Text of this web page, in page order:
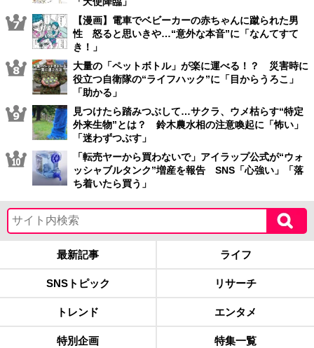
【漫画】電車でベビーカーの赤ちゃんに蹴られた男
性 怒ると思いきや…“意外な本音”に「なんてすて
き！」
大量の「ペットボトル」が楽に運べる！？ 災害時に
役立つ自衛隊の“ライフハック”に「目からうろこ」
「助かる」
見つけたら踏みつぶして…サクラ、ウメ枯らす“特定
外来生物”とは？ 鈴木農水相の注意喚起に「怖い」
「迷わずつぶす」
「転売ヤーから買わないで」アイラップ公式が“ウォ
ッシャブルタンク”増産を報告 SNS「心強い」「落
ち着いたら買う」
最新記事 ライフ
SNSトピック リサーチ
トレンド エンタメ
特別企画 特集一覧